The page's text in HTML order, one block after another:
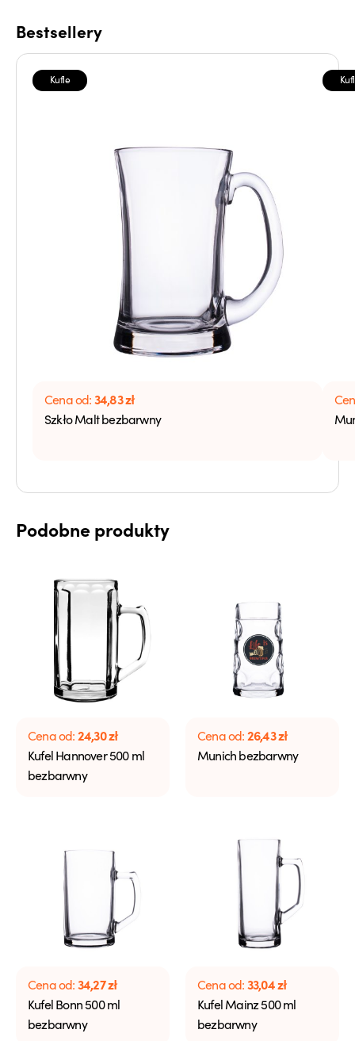
Bestsellery
Kufle
Cena od:34,83zł
Szkło Malt bezbarwny
Podobne produkty
Cena od:24,30zł
Kufel Hannover 500 ml
bezbarwny
Cena od:26,43zł
Munich bezbarwny
Cena od:34,27zł
Kufel Bonn 500 ml
bezbarwny
Cena od:33,04zł
Kufel Mainz 500 ml
bezbarwny